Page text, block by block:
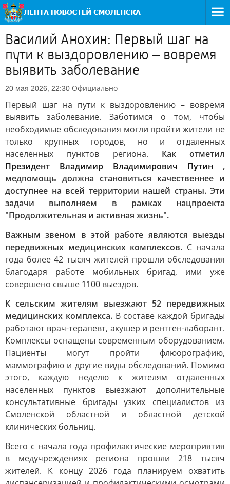
Василий Анохин: Первый шаг на
пути к выздоровлению – вовремя
выявить заболевание
20 мая 2026, 22:30 Официально
Первый шаг на пути к выздоровлению – вовремя
выявить заболевание. Заботимся о том, чтобы
необходимые обследования могли пройти жители не
только крупных городов, но и отдаленных
населенных пунктов региона. Как отметил
Президент Владимир Владимирович Путин ,
медпомощь должна становиться качественнее и
доступнее на всей территории нашей страны. Эти
задачи выполняем в рамках нацпроекта
"Продолжительная и активная жизнь".
Важным звеном в этой работе являются выезды
передвижных медицинских комплексов. С начала
года более 42 тысяч жителей прошли обследования
благодаря работе мобильных бригад, ими уже
совершено свыше 1100 выездов.
К сельским жителям выезжают 52 передвижных
медицинских комплекса.В составе каждой бригады
работают врач-терапевт, акушер и рентген-лаборант.
Комплексы оснащены современным оборудованием.
Пациенты могут пройти флюорографию,
маммографию и другие виды обследований. Помимо
этого, каждую неделю к жителям отдаленных
населенных пунктов выезжают дополнительные
консультативные бригады узких специалистов из
Смоленской областной и областной детской
клинических больниц.
Всего с начала года профилактические мероприятия
в медучреждениях региона прошли 218 тысяч
жителей. К концу 2026 года планируем охватить